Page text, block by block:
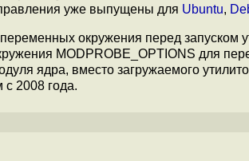
уже выпущены для Ubuntu,
окружения перед запуском
MODPROBE_OPTIONS для
ядра, вместо загружаемого
с 2008 года.